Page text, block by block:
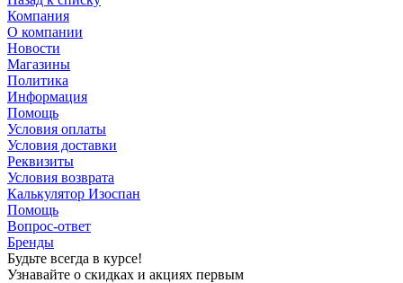
Компания
О компании
Новости
Магазины
Политика
Информация
Помощь
Условия оплаты
Условия доставки
Реквизиты
Условия возврата
Калькулятор Изоспан
Помощь
Вопрос-ответ
Бренды
Будьте всегда в курсе!
Узнавайте о скидках и акциях первым